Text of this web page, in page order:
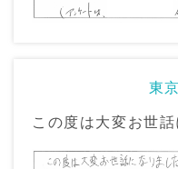
東
この度は大変お世話